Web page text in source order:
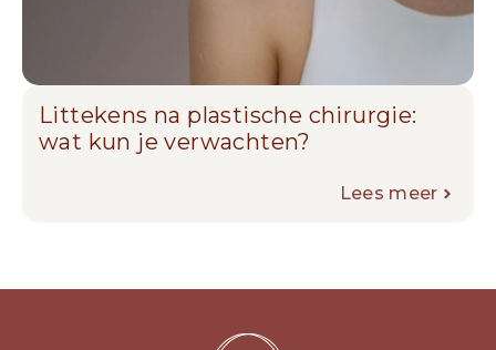
Littekens na plastische chirurgie:
wat kun je verwachten?
Lees meer